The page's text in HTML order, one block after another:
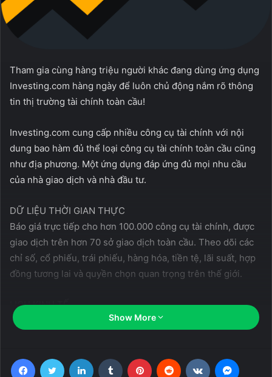
Tham gia cùng hàng triệu người khác đang dùng ứng dụng
Investing.com hàng ngày để luôn chủ động nắm rõ thông
tin thị trường tài chính toàn cầu!
Investing.com cung cấp nhiều công cụ tài chính với nội
dung bao hàm đủ thể loại công cụ tài chính toàn cầu cũng
như địa phương. Một ứng dụng đáp ứng đủ mọi nhu cầu
của nhà giao dịch và nhà đầu tư.
DỮ LIỆU THỜI GIAN THỰC
Báo giá trực tiếp cho hơn 100.000 công cụ tài chính, được
giao dịch trên hơn 70 sở giao dịch toàn cầu. Theo dõi các
chỉ số, cổ phiếu, trái phiếu, hàng hóa, tiền tệ, lãi suất, hợp
đồng tương lai và quyền chọn quan trọng trên thế giới.
LỊCH KINH TẾ
Cập nhật trực tiếp các sự kiện kinh tế toàn cầu, với nội
giao dịch và nhà đầu tư hàng đầu sử dụng để theo dõi các
Show More
FacebookTwitter LinkedIn Tumblr Pinterest Reddit VKontakte